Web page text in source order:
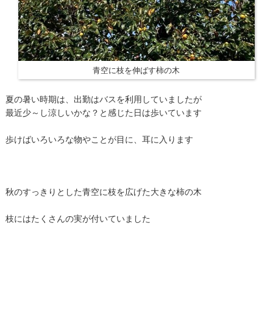
青空に枝を伸ばす柿の木
夏の暑い時期は、出勤はバスを利用していましたが
最近少～し涼しいかな？と感じた日は歩いています
歩けばいろいろな物やことが目に、耳に入ります
秋のすっきりとした青空に枝を広げた大きな柿の木
枝にはたくさんの実が付いていました